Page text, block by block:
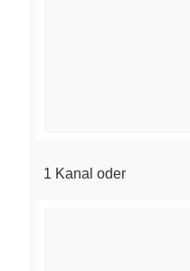
1 Kanal oder